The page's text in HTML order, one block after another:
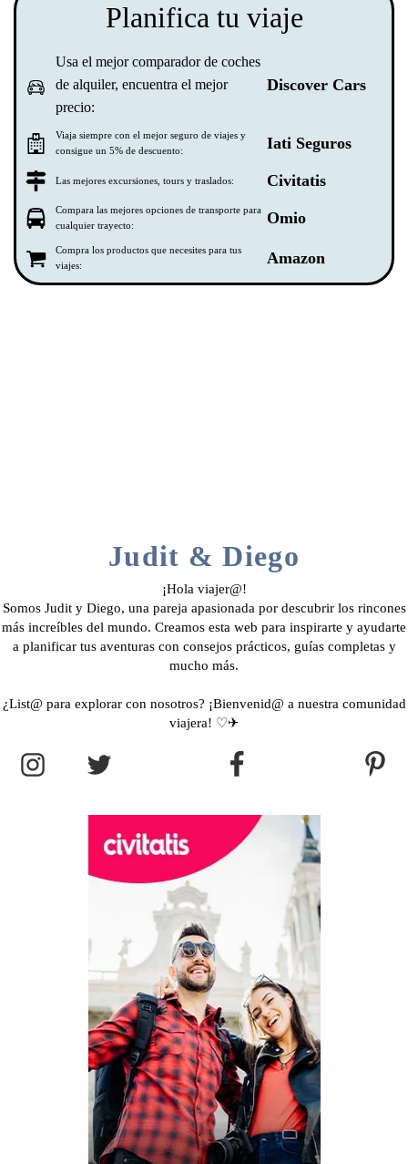
Planifica tu viaje
Usa el mejor comparador de coches
de alquiler, encuentra el mejor
precio:
Discover Cars
Viaja siempre con el mejor seguro de viajes y
consigue un 5% de descuento:
Iati Seguros
Las mejores excursiones, tours y traslados: Civitatis
Compara las mejores opciones de transporte para
cualquier trayecto:
Omio
Compra los productos que necesites para tus
viajes:
Amazon
Judit & Diego
¡Hola viajer@!
Somos Judit y Diego, una pareja apasionada por descubrir los rincones
más increíbles del mundo. Creamos esta web para inspirarte y ayudarte
a planificar tus aventuras con consejos prácticos, guías completas y
mucho más.
¿List@ para explorar con nosotros? ¡Bienvenid@ a nuestra comunidad
viajera! ♡✈︎